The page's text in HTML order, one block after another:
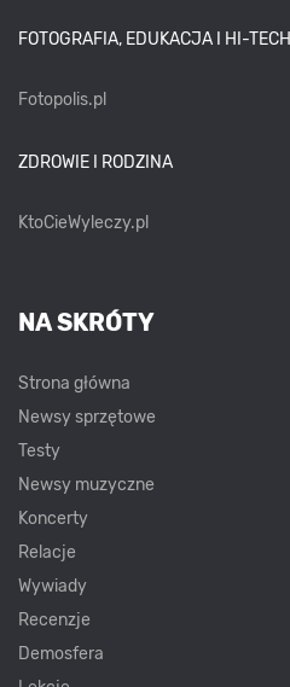
FOTOGRAFIA, EDUKACJA I HI-TECH
Fotopolis.pl
ZDROWIE I RODZINA
KtoCieWyleczy.pl
NA SKRÓTY
Strona główna
Newsy sprzętowe
Testy
Newsy muzyczne
Koncerty
Relacje
Wywiady
Recenzje
Demosfera